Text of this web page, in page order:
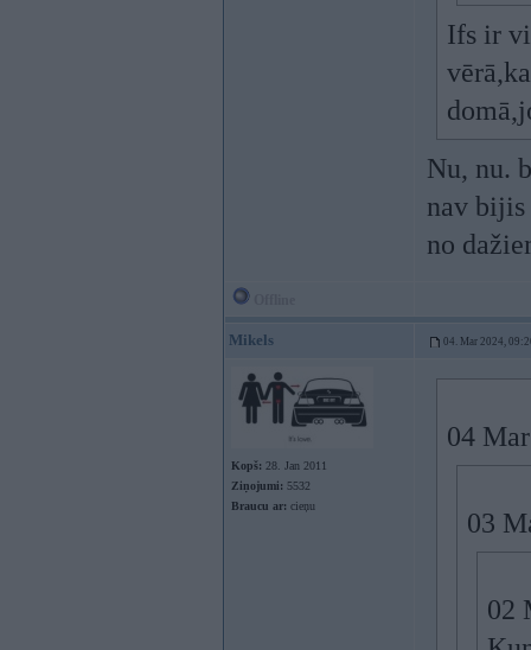
Ifs ir
Nu, nu.
nav bijis
no
Mikels 04. Mar 2024,
Kopš: 28. Jan 2011
Ziņojumi: 5532
Braucu ar: cieņu
04
03
02